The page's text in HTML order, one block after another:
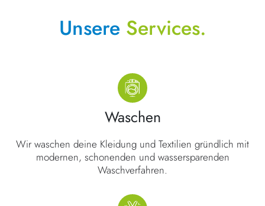
Unsere Services.
Waschen
Wir waschen deine Kleidung und Textilien gründlich mit
modernen, schonenden und wassersparenden
Waschverfahren.